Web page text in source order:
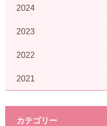
2024
2023
2022
2021
カテゴリー